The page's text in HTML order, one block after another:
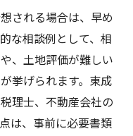
される場合は、早め
な相談例として、相
、土地評価が難しい
挙げられます。東成
理士、不動産会社の
は、事前に必要書類